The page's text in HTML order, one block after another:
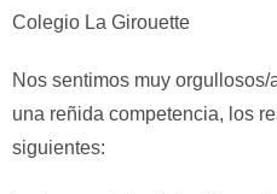
Colegio La Girouette
Nos sentimos muy
una reñida competencia, los
siguientes: